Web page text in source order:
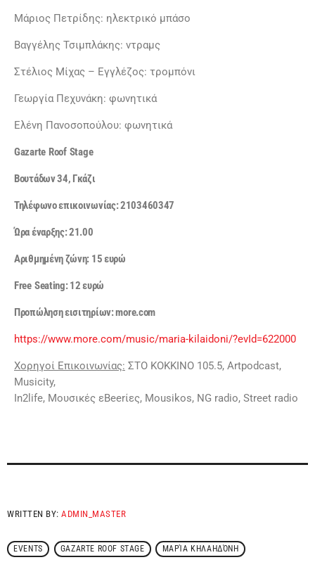
Μάριος Πετρίδης: ηλεκτρικό μπάσο
Βαγγέλης Τσιμπλάκης: ντραμς
Στέλιος Μίχας – Εγγλέζος: τρομπόνι
Γεωργία Πεχυνάκη: φωνητικά
Ελένη Πανοσοπούλου: φωνητικά
Gazarte Roof Stage
Βουτάδων 34, Γκάζι
Τηλέφωνο επικοινωνίας: 2103460347
Ώρα έναρξης: 21.00
Αριθμημένη ζώνη: 15 ευρώ
Free Seating: 12 ευρώ
Προπώληση εισιτηρίων:more.com
https://www.more.com/music/maria-kilaidoni/?evId=622000
Χορηγοί Επικοινωνίας: ΣΤΟ ΚΟΚΚΙΝΟ 105.5, Artpodcast,
Musicity,
In2life, Μουσικές εBeerίες, Mousikos, ΝG radio, Street radio
WRITTEN BY:ADMIN_MASTER
EVENTS GAZARTE ROOF STAGE ΜΑΡΊΑ ΚΗΛΑΗΔΌΝΗ